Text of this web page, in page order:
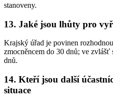
stanoveny.
13. Jaké jsou lhůty pro
Krajský úřad je povinen
zmocněncem do 30 dnů; ve
dnů.
14. Kteří jsou další
situace